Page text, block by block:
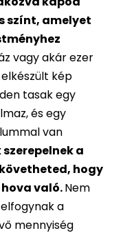
színt, amelyet
vagy akár ezer
kép
tasak egy
és egy
van
a
hogy
való.Nem
a
mennyiség